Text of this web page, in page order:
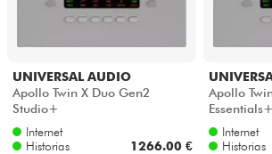
UNIVERSAL AUDIO
Apollo Twin X Duo Gen2
Studio+
Internet
Historias
1266.00 €
Apollo
Essentials+
Internet
Historias